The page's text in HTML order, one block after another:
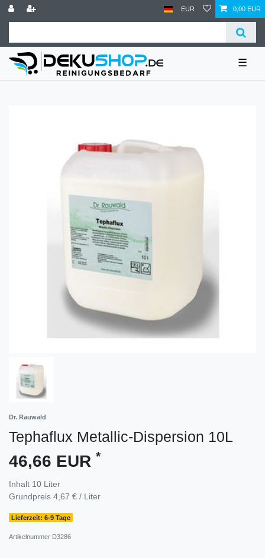
EUR 0,00 EUR
☰
Dr. Rauwald
Tephaflux Metallic-Dispersion 10L
46,66 EUR *
Inhalt 10 Liter
Grundpreis 4,67 € / Liter
Lieferzeit: 6-9 Tage
Artikelnummer D3286